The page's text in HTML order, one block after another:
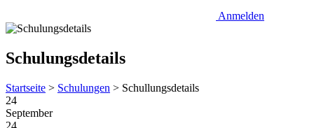
Anmelden
Schulungsdetails
Startseite > Schulungen > Schullungsdetails
24
September
24